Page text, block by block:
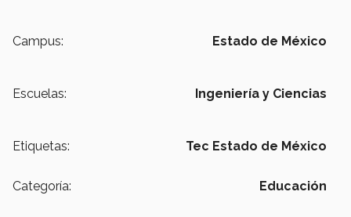
Campus: Estado de México
Escuelas: Ingeniería y Ciencias
Etiquetas: Tec Estado de México
Categoría: Educación